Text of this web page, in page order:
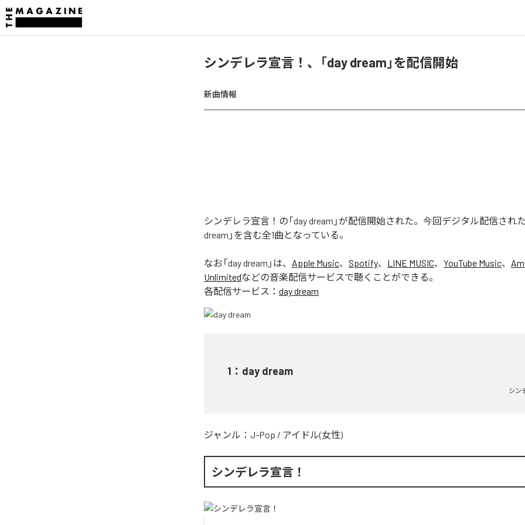
シンデレラ宣言！、「day dream」を配信開始
新曲情報
シンデレラ宣言！の「day dream」が配信開始された。今回デジタル配信され
dream」を含む全1曲となっている。
なお「day dream 」は、 Apple Music、 Spotify、 LINE MUSIC、 YouTube Music、
Unlimitedなどの音楽配信サービスで聴くことができる。
各配信サービス： day dream
1 ： day dream
シン
ジャンル： J-Pop / アイドル(女性)
シンデレラ宣言！